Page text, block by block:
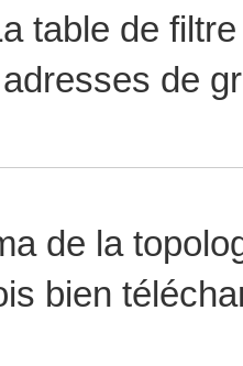
table de
de
de la
bien